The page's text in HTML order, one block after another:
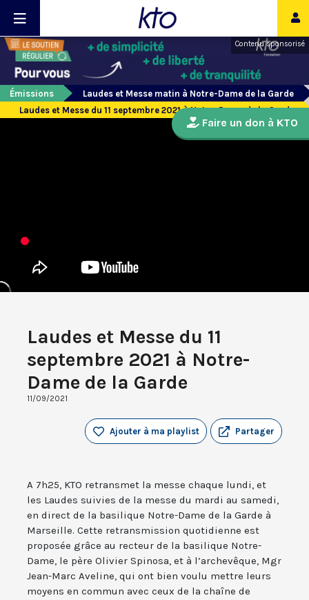
Contenu sponsorisé
Émissions
Laudes et Messe matin à Notre-Dame de la Garde
Laudes et Messe du 11 septembre 2021 à Notre-Dame de la Garde
Laudes et Messe du 11
septembre 2021 à Notre-
Dame de la Garde
11/09/2021
Partager
Ajouter à ma playlist
A 7h25, KTO retransmet la messe chaque lundi, et
les Laudes suivies de la messe du mardi au samedi,
en direct de la basilique Notre-Dame de la Garde à
Marseille. Cette retransmission quotidienne est
proposée grâce au recteur de la basilique Notre-
Dame, le père Olivier Spinosa, et à l’archevêque, Mgr
Jean-Marc Aveline, qui ont bien voulu mettre leurs
moyens en commun avec ceux de la chaîne de
Faire un don à KTO